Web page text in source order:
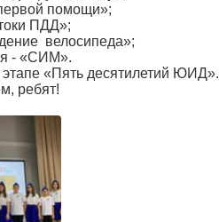
помощи»;
ПДД»;
велосипеда»;
- «СИМ».
«Пять десятилетий ЮИД».
ребят!